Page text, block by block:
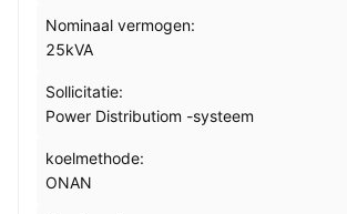
Nominaal vermogen:
25kVA
Sollicitatie:
Power Distributiom -systeem
koelmethode:
ONAN